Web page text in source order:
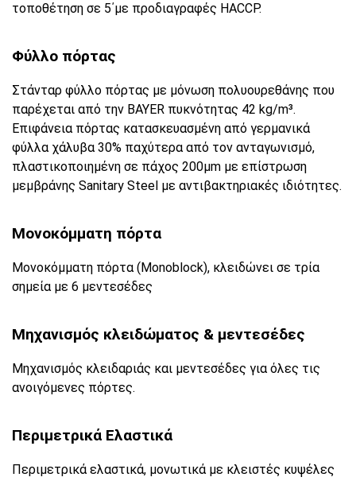
τοποθέτηση σε 5΄με προδιαγραφές ΗΑCCP.
Φύλλο πόρτας
Στάνταρ φύλλο πόρτας με μόνωση πολυουρεθάνης που
παρέχεται από την BAYER πυκνότητας 42 kg/m³.
Επιφάνεια πόρτας κατασκευασμένη από γερμανικά
φύλλα χάλυβα 30% παχύτερα από τον ανταγωνισμό,
πλαστικοποιημένη σε πάχος 200μm με επίστρωση
μεμβράνης Sanitary Steel με αντιβακτηριακές ιδιότητες.
Μονοκόμματη πόρτα
Μονοκόμματη πόρτα (Monoblock), κλειδώνει σε τρία
σημεία με 6 μεντεσέδες
Μηχανισμός κλειδώματος & μεντεσέδες
Μηχανισμός κλειδαριάς και μεντεσέδες για όλες τις
ανοιγόμενες πόρτες.
Περιμετρικά Ελαστικά
Περιμετρικά ελαστικά, μονωτικά με κλειστές κυψέλες